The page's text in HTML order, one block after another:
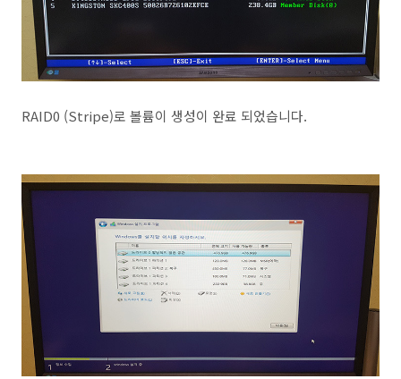
RAID0 (Stripe)로 볼륨이 생성이 완료 되었습니다.